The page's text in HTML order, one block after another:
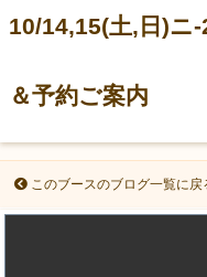
10/14,15(土,日)ニ
＆予約ご案内
このブースのブログ一覧に戻